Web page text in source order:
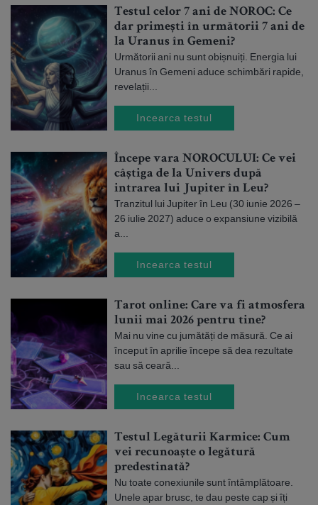
Testul celor 7 ani de NOROC: Ce
dar primești în următorii 7 ani de
la Uranus în Gemeni?
Următorii ani nu sunt obișnuiți. Energia lui
Uranus în Gemeni aduce schimbări rapide,
revelații...
Incearca testul
Începe vara NOROCULUI: Ce vei
câștiga de la Univers după
intrarea lui Jupiter în Leu?
Tranzitul lui Jupiter în Leu (30 iunie 2026 –
26 iulie 2027) aduce o expansiune vizibilă
a...
Incearca testul
Tarot online: Care va fi atmosfera
lunii mai 2026 pentru tine?
Mai nu vine cu jumătăți de măsură. Ce ai
început în aprilie începe să dea rezultate
sau să ceară...
Incearca testul
Testul Legăturii Karmice: Cum
vei recunoaște o legătură
predestinată?
Nu toate conexiunile sunt întâmplătoare.
Unele apar brusc, te dau peste cap și îți